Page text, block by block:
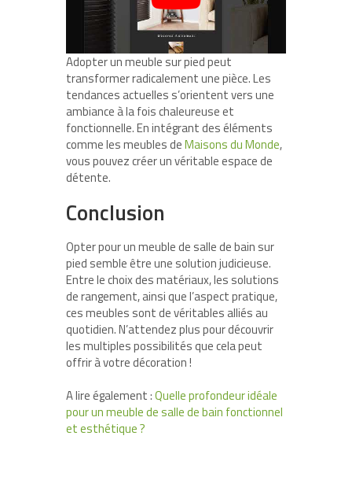
Adopter un meuble sur pied peut
transformer radicalement une pièce. Les
tendances actuelles s’orientent vers une
ambiance à la fois chaleureuse et
fonctionnelle. En intégrant des éléments
comme les meubles deMaisons du Monde,
vous pouvez créer un véritable espace de
détente.
Conclusion
Opter pour un meuble de salle de bain sur
pied semble être une solution judicieuse.
Entre le choix des matériaux, les solutions
de rangement, ainsi que l’aspect pratique,
ces meubles sont de véritables alliés au
quotidien. N’attendez plus pour découvrir
les multiples possibilités que cela peut
offrir à votre décoration !
A lire également :Quelle profondeur idéale
pour un meuble de salle de bain fonctionnel
et esthétique ?